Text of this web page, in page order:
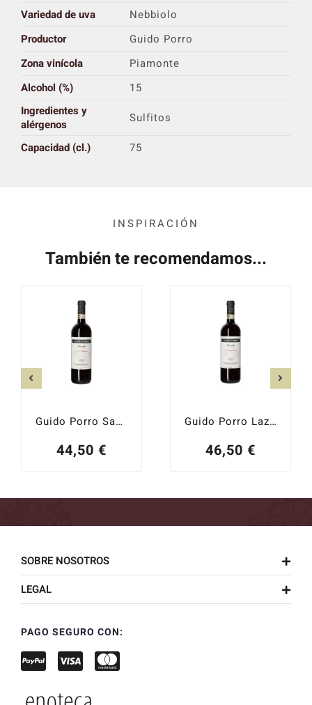
Variedad de uva
Nebbiolo
Productor
Guido Porro
Zona vinícola
Piamonte
Alcohol (%)
15
Ingredientes y
alérgenos
Sulfitos
Capacidad (cl.)
75
INSPIRACIÓN
También te recomendamos...
Guido Porro Santa Caterina 2021
44,50 €
Guido Porro Lazzairasco 2021
46,50 €
SOBRE NOSOTROS
LEGAL
PAGO SEGURO CON: